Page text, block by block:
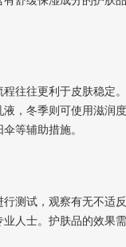
往更利于皮肤稳定
，冬季则可使用滋润
等辅助措施。
试，观察有无不适
人士。护肤品的效果